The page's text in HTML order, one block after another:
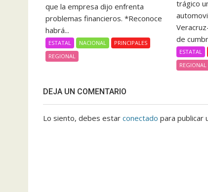
que la empresa dijo enfrenta
problemas financieros. *Reconoce
habrá...
ESTATAL NACIONAL
PRINCIPALES
REGIONAL
trágico
de
ESTATAL
REGIONAL
DEJA UN COMENTARIO
Lo siento, debes estar conectado para publicar